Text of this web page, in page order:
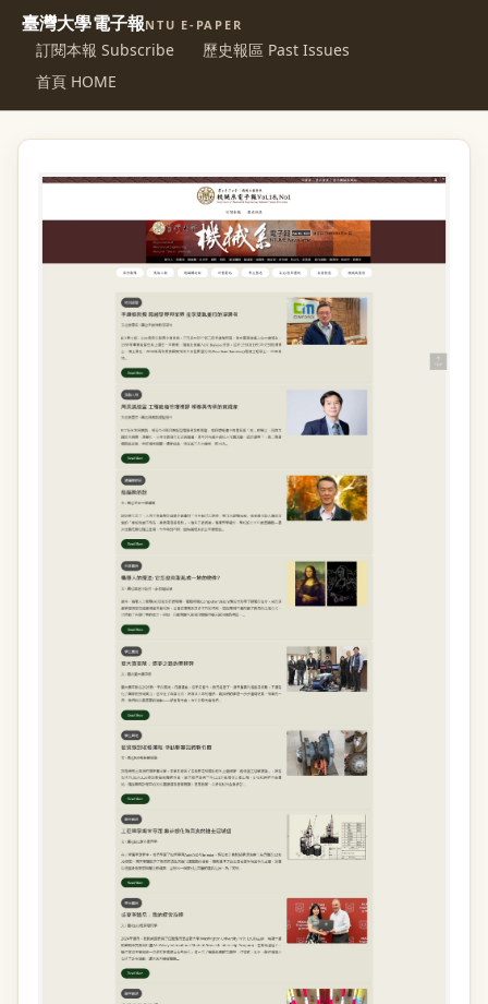
臺灣大學電子報NTU E-PAPER
訂閱本報 Subscribe
歷史報區 Past Issues
首頁 HOME